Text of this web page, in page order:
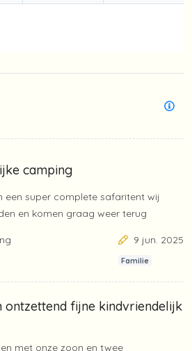
camping
een super complete safaritent wij
en komen graag weer terug
9 jun. 2025
Familie
ontzettend fijne kindvriendelijk
met onze zoon en twee